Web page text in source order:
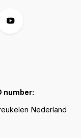
Nederland
number: